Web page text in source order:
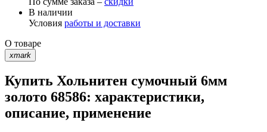
В наличии
Условия работы и доставки
О товаре
xmark
Купить Хольнитен сумочный 6мм
золото 68586: характеристики,
описание, применение